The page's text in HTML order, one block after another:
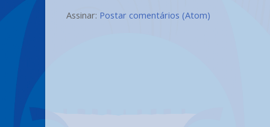
Assinar: Postar comentários (Atom)